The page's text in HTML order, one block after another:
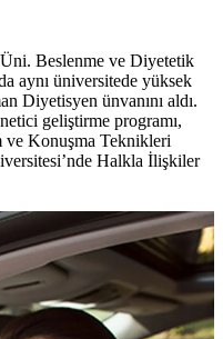
Beslenme ve Diyetetik
aynı üniversitede yüksek
Diyetisyen ünvanını aldı.
geliştirme programı,
Konuşma Teknikleri
Halkla İlişkiler